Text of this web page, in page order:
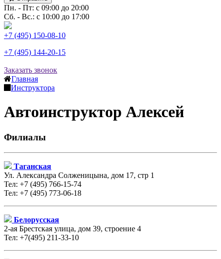
Пн. - Пт: с 09:00 до 20:00
Сб. - Вс.: с 10:00 до 17:00
+7 (495) 150-08-10
+7 (495) 144-20-15
Заказать звонок
Главная
Инструктора
Автоинструктор Алексей
Филиалы
Таганская
Ул. Александра Солженицына, дом 17, стр 1
Тел: +7 (495) 766-15-74
Тел: +7 (495) 773-06-18
Белорусская
2-ая Брестская улица, дом 39, строение 4
Тел: +7(495) 211-33-10